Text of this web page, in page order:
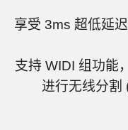
享受 3ms 超低延
支持 WIDI 组功能
进行无线分割